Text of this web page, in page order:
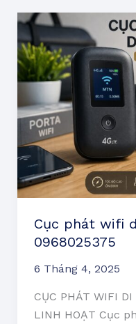
Cục phát wifi
0968025375
6 Tháng 4, 2025
CỤC PHÁT WIFI
LINH HOẠT Cục
Cục
phát
wifi
di
động
–
Đặt
mua:
0968025375